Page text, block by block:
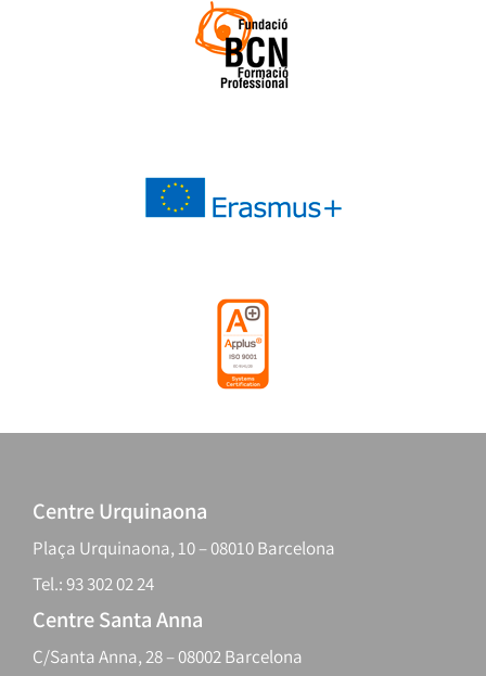
Centre Urquinaona
Plaça Urquinaona, 10 – 08010 Barcelona
Tel.: 93 302 02 24
Centre Santa Anna
C/Santa Anna, 28 – 08002 Barcelona